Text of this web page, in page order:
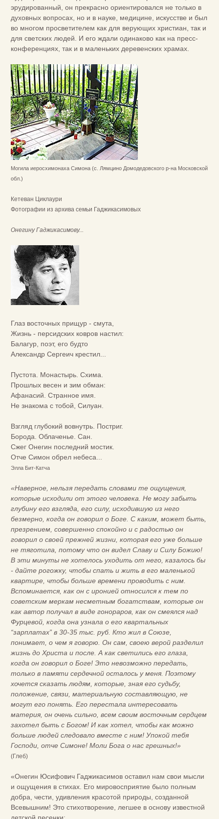
эрудированный, он прекрасно ориентировался не только в
духовных вопросах, но и в науке, медицине, искусстве и был
во многом просветителем как для верующих христиан, так и
для светских людей. И его ждали одинаково как на пресс-
конференциях, так и в маленьких деревенских храмах.
Могила иеросхимонаха Симона (с. Лямцино Домодедовского р-на Московской
обл.)
Кетеван Циклаури
Фотографии из архива семьи Гаджикасимовых
Онегину Гаджикасимову...
Глаз восточных прищур - смута,
Жизнь - персидских ковров настил:
Балагур, поэт, его будто
Александр Сергеич крестил...
Пустота. Монастырь. Схима.
Прошлых весен и зим обман:
Афанасий. Странное имя.
Не знакома с тобой, Силуан.
Взгляд глубокий вовнутрь. Постриг.
Борода. Облаченье. Сан.
Сжег Онегин последний мостик.
Отче Симон обрел небеса...
Элла Бит-Катча
«Наверное, нельзя передать словами те ощущения,
которые исходили от этого человека. Не могу забыть
глубину его взгляда, его силу, исходившую из него
безмерно, когда он говорил о Боге. С каким, может быть,
презрением, совершенно спокойно и с радостью он
говорил о своей прежней жизни, которая его уже больше
не тяготила, потому что он видел Славу и Силу Божию!
В эти минуты не хотелось уходить от него, казалось бы
- дайте рогожку, чтобы спать и жить в его маленькой
квартире, чтобы больше времени проводить с ним.
Вспоминается, как он с иронией относился к тем по
советским меркам несметным богатствам, которые он
как автор получал в виде гонораров, как он смеялся над
Фурцевой, когда она узнала о его квартальных
“зарплатах” в 30-35 тыс. руб. Кто жил в Союзе,
понимает, о чем я говорю. Он сам, своею верой разделил
жизнь до Христа и после. А как светились его глаза,
когда он говорил о Боге! Это невозможно передать,
только в памяти сердечной осталось у меня. Поэтому
хочется сказать людям, которые, зная его судьбу,
положение, связи, материальную составляющую, не
могут его понять. Его перестала интересовать
материя, он очень сильно, всем своим восточным сердцем
захотел быть с Богом! И как хотел, чтобы как можно
больше людей следовало вместе с ним! Упокой тебя
Господи, отче Симоне! Моли Бога о нас грешных!»
(Глеб)
«Онегин Юсифович Гаджикасимов оставил нам свои мысли
и ощущения в стихах. Его мировосприятие было полным
добра, чести, удивления красотой природы, созданной
Всевышним! Это стихотворение, легшее в основу известной